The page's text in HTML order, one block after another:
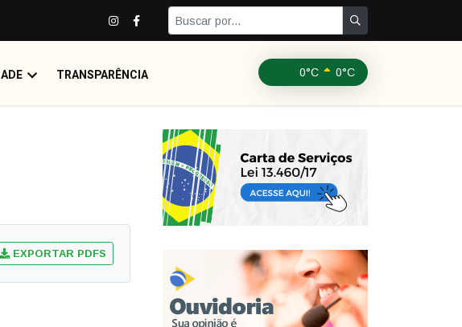
0°C 0°C
TRANSPARÊNCIA
EXPORTAR PDFS